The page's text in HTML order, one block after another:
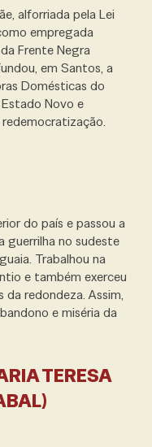
alforriada pela Lei
empregada
Frente Negra
em Santos, a
Domésticas do
Novo e
do país e passou a
guerrilha no sudeste
Trabalhou na
e também exerceu
da redondeza. Assim,
e miséria da
TERESA